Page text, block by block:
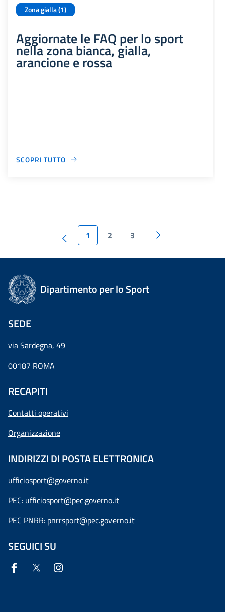
Zona gialla (1)
Aggiornate le FAQ per lo sport
nella zona bianca, gialla,
arancione e rossa
SCOPRI TUTTO
1 2 3
Dipartimento per lo Sport
SEDE
via Sardegna, 49
00187 ROMA
RECAPITI
Contatti operativi
Organizzazione
INDIRIZZI DI POSTA ELETTRONICA
ufficiosport@governo.it
PEC: ufficiosport@pec.governo.it
PEC PNRR: pnrrsport@pec.governo.it
SEGUICI SU